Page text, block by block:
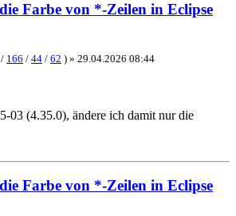
Farbe von *-Zeilen in Eclipse
166 / 44 / 62 ) » 29.04.2026 08:44
03 (4.35.0), ändere ich damit nur die
Farbe von *-Zeilen in Eclipse